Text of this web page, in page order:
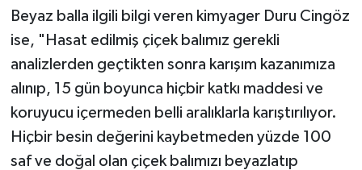
Beyaz balla ilgili bilgi veren kimyager Duru Cingöz
ise, "Hasat edilmiş çiçek balımız gerekli
analizlerden geçtikten sonra karışım kazanımıza
alınıp, 15 gün boyunca hiçbir katkı maddesi ve
koruyucu içermeden belli aralıklarla karıştırılıyor.
Hiçbir besin değerini kaybetmeden yüzde 100
saf ve doğal olan çiçek balımızı beyazlatıp